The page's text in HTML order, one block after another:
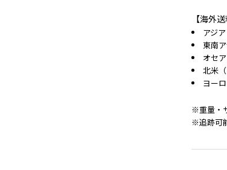
【海外
アジ
東南
オセ
北米
ヨー
※重量・
※追跡可